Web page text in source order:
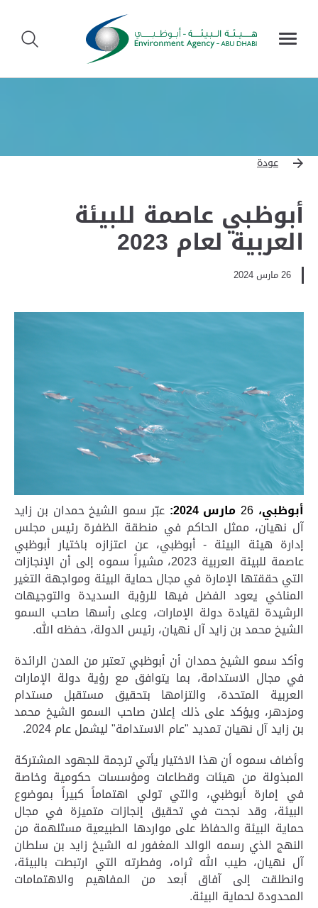
عودة
أبوظبي عاصمة للبيئة
العربية لعام 2023
26 مارس 2024
أبوظبي، 26 مارس 2024: عبّر سمو الشيخ حمدان بن زايد
آل نهيان، ممثل الحاكم في منطقة الظفرة رئيس مجلس
إدارة هيئة البيئة - أبوظبي، عن اعتزازه باختيار أبوظبي
عاصمة للبيئة العربية 2023، مشيراً سموه إلى أن الإنجازات
التي حققتها الإمارة في مجال حماية البيئة ومواجهة التغير
المناخي يعود الفضل فيها للرؤية السديدة والتوجيهات
الرشيدة لقيادة دولة الإمارات، وعلى رأسها صاحب السمو
الشيخ محمد بن زايد آل نهيان، رئيس الدولة، حفظه الله.
وأكد سمو الشيخ حمدان أن أبوظبي تعتبر من المدن الرائدة
في مجال الاستدامة، بما يتوافق مع رؤية دولة الإمارات
العربية المتحدة، والتزامها بتحقيق مستقبل مستدام
ومزدهر، ويؤكد على ذلك إعلان صاحب السمو الشيخ محمد
بن زايد آل نهيان تمديد "عام الاستدامة" ليشمل عام2024
.
وأضاف سموه أن هذا الاختيار يأتي ترجمة للجهود المشتركة
المبذولة من هيئات وقطاعات ومؤسسات حكومية وخاصة
في إمارة أبوظبي، والتي تولي اهتماماً كبيراً بموضوع
البيئة، وقد نجحت في تحقيق إنجازات متميزة في مجال
حماية البيئة والحفاظ على مواردها الطبيعية مستَلهمة من
النهج الذي رسمه الوالد المغفور له الشيخ زايد بن سلطان
آل نهيان، طيب الله ثراه، وفطرته التي ارتبطت بالبيئة،
وانطلقت إلى آفاق أبعد من المفاهيم والاهتمامات
المحدودة لحماية البيئة.